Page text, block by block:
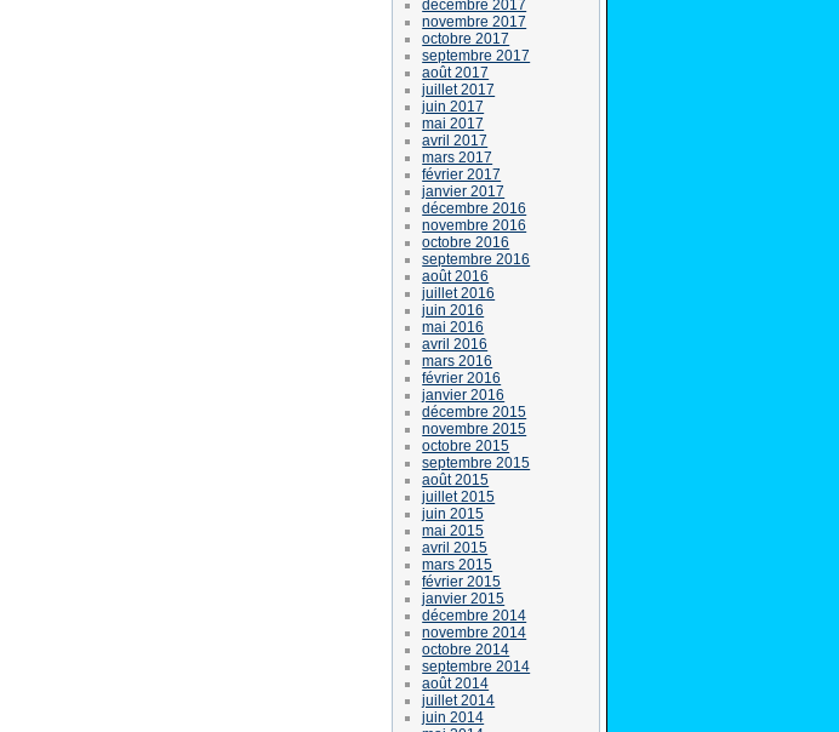
décembre 2017
novembre 2017
octobre 2017
septembre 2017
août 2017
juillet 2017
juin 2017
mai 2017
avril 2017
mars 2017
février 2017
janvier 2017
décembre 2016
novembre 2016
octobre 2016
septembre 2016
août 2016
juillet 2016
juin 2016
mai 2016
avril 2016
mars 2016
février 2016
janvier 2016
décembre 2015
novembre 2015
octobre 2015
septembre 2015
août 2015
juillet 2015
juin 2015
mai 2015
avril 2015
mars 2015
février 2015
janvier 2015
décembre 2014
novembre 2014
octobre 2014
septembre 2014
août 2014
juillet 2014
juin 2014